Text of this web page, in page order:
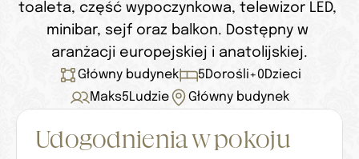
Główny budynek 5Dorośli+0Dzieci
Maks5Ludzie Główny budynek
toaleta, część wypoczynkowa, telewizor LED,
minibar, sejf oraz balkon. Dostępny w
aranżacji europejskiej i anatolijskiej.
Udogodnienia w pokoju